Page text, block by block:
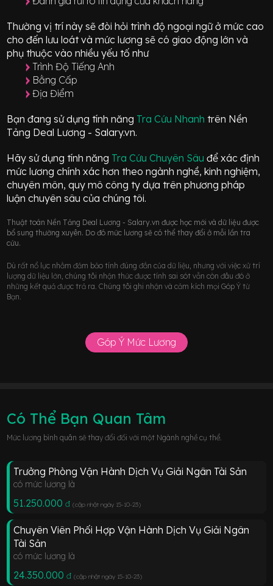
Thường vị trí này sẽ đòi hỏi trình độ ngoại ngữ ở mứccao
cho đến lưu loát và mức lương sẽ có giao độnglớn và
phụ thuộc vào nhiều yếu tố như
Trình Độ Tiếng Anh
Bằng Cấp
Địa Điểm
Bạn đang sử dụng tính năng Tra Cứu Nhanh trên Nền
Tảng Deal Lương - Salary.vn.
Hãy sử dụng tính năng Tra Cứu Chuyên Sâuđể xác định
mức lương chính xác hơn theo ngành nghề, kinh nghiệm,
chuyên môn, quy mô công ty dựa trên phương pháp
luận chuyên sâu của chúng tôi.
Thuật toán Nền Tảng Deal Lương - Salary.vn được học mới và dữ liệu được
bổ sung thường xuyên. Do đó mức lương sẽ có thể thay đổi ở mỗi lần tra
cứu.
Dù rất nổ lực nhằm đảm bảo tính đúng đắn của dữ liệu, nhưng với việc xử trí
lượng dữ liệu lớn, chúng tôi nhận thức được tính sai sót vẫn còn đâu đó ở
những kết quả được trả ra. Chúng tôi ghi nhận và cảm kích mọi Góp Ý từ
Bạn.
Góp Ý Mức Lương
Có Thể Bạn Quan Tâm
Mức lương bình quân sẽ thay đổi đối với một Ngành nghề cụ thể.
Trưởng Phòng Vận Hành Dịch Vụ Giải Ngân Tài Sản
có mức lương là
51.250.000 đ (cập nhật ngày 15-10-23)
Chuyên Viên Phối Hợp Vận Hành Dịch Vụ Giải Ngân
Tài Sản
có mức lương là
24.350.000 đ (cập nhật ngày 15-10-23)